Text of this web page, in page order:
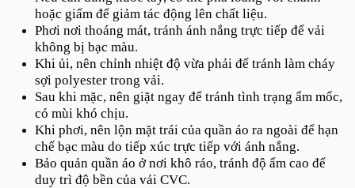
hoặc giấm để giảm tác động lên chất liệu.
Phơi nơi thoáng mát, tránh ánh nắng trực tiếp để vải
không bị bạc màu.
Khi ủi, nên chỉnh nhiệt độ vừa phải để tránh làm cháy
sợi polyester trong vải.
Sau khi mặc, nên giặt ngay để tránh tình trạng ẩm mốc,
có mùi khó chịu.
Khi phơi, nên lộn mặt trái của quần áo ra ngoài để hạn
chế bạc màu do tiếp xúc trực tiếp với ánh nắng.
Bảo quản quần áo ở nơi khô ráo, tránh độ ẩm cao để
duy trì độ bền của vải CVC.